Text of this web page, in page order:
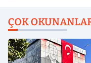
ÇOK